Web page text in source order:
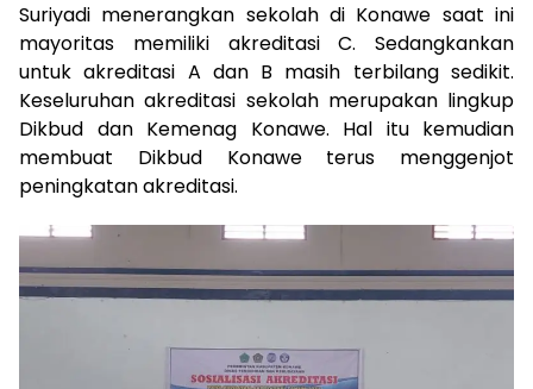
Suriyadi menerangkan sekolah di Konawe saat ini
mayoritas memiliki akreditasi C. Sedangkankan
untuk akreditasi A dan B masih terbilang sedikit.
Keseluruhan akreditasi sekolah merupakan lingkup
Dikbud dan Kemenag Konawe. Hal itu kemudian
membuat Dikbud Konawe terus menggenjot
peningkatan akreditasi.